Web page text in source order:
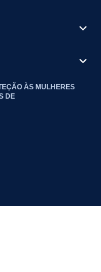
ÀS MULHERES
DE